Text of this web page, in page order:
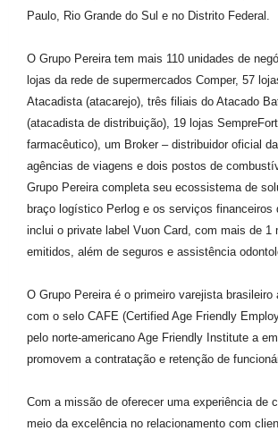
Paulo, Rio Grande do Sul e no Distrito Federal.
O Grupo Pereira tem mais 110 unidades de
lojas da rede de supermercados Comper, 57
Atacadista (atacarejo), três filiais do Atacado
(atacadista de distribuição), 19 lojas
farmacêutico), um Broker – distribuidor oficial
agências de viagens e dois postos de
Grupo Pereira completa seu ecossistema de
braço logístico Perlog e os serviços financeiros
inclui o private label Vuon Card, com mais de 1
emitidos, além de seguros e assistência
O Grupo Pereira é o primeiro varejista brasileiro
com o selo CAFE (Certified Age Friendly
pelo norte-americano Age Friendly Institute a
promovem a contratação e retenção de
Com a missão de oferecer uma experiência de
meio da excelência no relacionamento com